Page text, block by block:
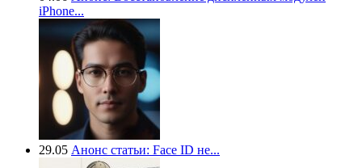
iPhone...
29.05 Анонс статьи: Face ID не...